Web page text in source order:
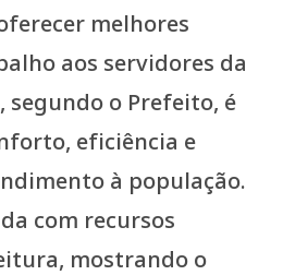
melhores
aos servidores da
segundo o Prefeito, é
eficiência e
à população.
com recursos
mostrando o